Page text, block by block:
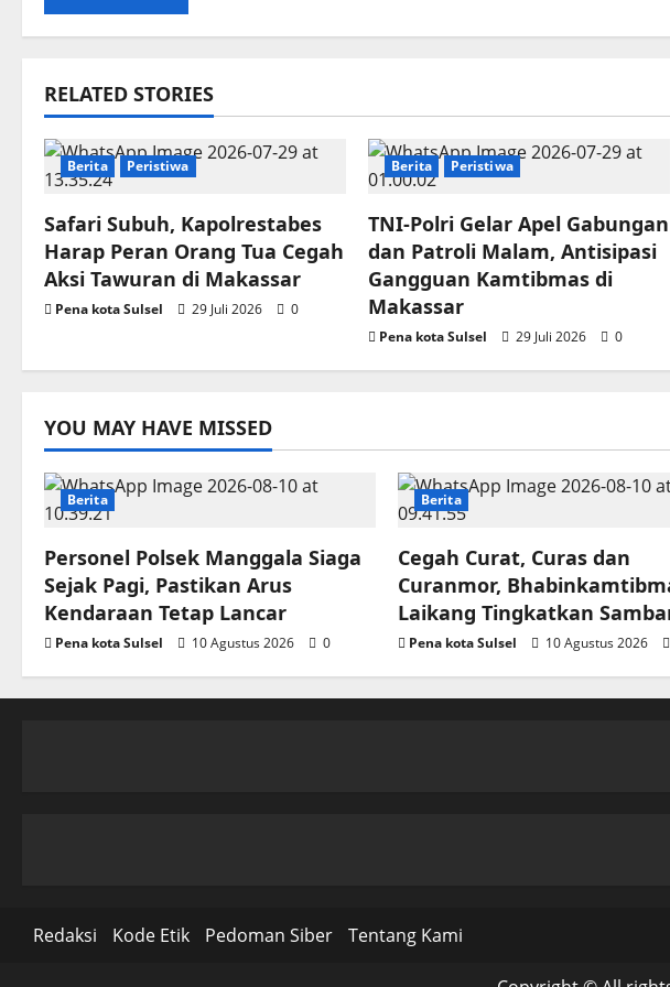
RELATED STORIES
Berita Peristiwa
Safari Subuh, Kapolrestabes
Harap Peran Orang Tua Cegah
Aksi Tawuran di Makassar
Pena kota Sulsel 29 Juli 2026 0
Berita Peristiwa
TNI-Polri Gelar Apel Gabungan
dan Patroli Malam, Antisipasi
Gangguan Kamtibmas di
Makassar
Pena kota Sulsel 29 Juli 2026 0
YOU MAY HAVE MISSED
Berita
Personel Polsek Manggala Siaga
Sejak Pagi, Pastikan Arus
Kendaraan Tetap Lancar
Pena kota Sulsel 10 Agustus 2026 0
Berita
Cegah Curat, Curas dan
Curanmor,
Laikang Tingkatkan
Pena kota Sulsel 10 Agustus 2026
Redaksi Kode Etik Pedoman Siber Tentang Kami